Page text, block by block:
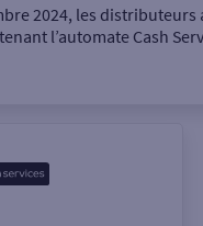
€
2024, les distributeurs
l’automate Cash